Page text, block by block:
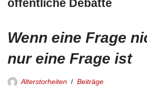
öffentliche Debatte
Wenn eine Frage
nur eine Frage ist
Alterstorheiten Beiträge